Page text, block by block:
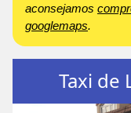
aconsejamos
googlemaps.
Taxi de